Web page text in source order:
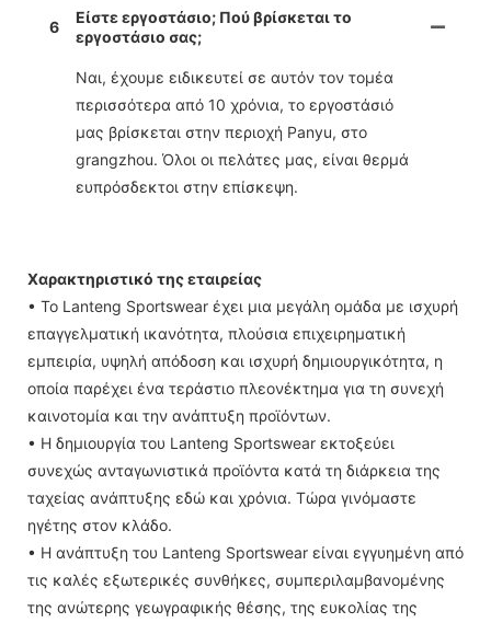
6
Είστε εργοστάσιο; Πού βρίσκεται το
εργοστάσιο σας;
Ναι, έχουμε ειδικευτεί σε αυτόν τον τομέα
περισσότερα από 10 χρόνια, το εργοστάσιό
μας βρίσκεται στην περιοχή Panyu, στο
grangzhou. Όλοι οι πελάτες μας, είναι θερμά
ευπρόσδεκτοι στην επίσκεψη.
Χαρακτηριστικό της εταιρείας
• Το Lanteng Sportswear έχει μια μεγάλη ομάδα με ισχυρή
επαγγελματική ικανότητα, πλούσια επιχειρηματική
εμπειρία, υψηλή απόδοση και ισχυρή δημιουργικότητα, η
οποία παρέχει ένα τεράστιο πλεονέκτημα για τη συνεχή
καινοτομία και την ανάπτυξη προϊόντων.
• Η δημιουργία του Lanteng Sportswear εκτοξεύει
συνεχώς ανταγωνιστικά προϊόντα κατά τη διάρκεια της
ταχείας ανάπτυξης εδώ και χρόνια. Τώρα γινόμαστε
ηγέτης στον κλάδο.
• Η ανάπτυξη του Lanteng Sportswear είναι εγγυημένη από
τις καλές εξωτερικές συνθήκες, συμπεριλαμβανομένης
της ανώτερης γεωγραφικής θέσης, της ευκολίας της